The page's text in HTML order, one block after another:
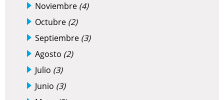
Noviembre (4)
Octubre (2)
Septiembre (3)
Agosto (2)
Julio (3)
Junio (3)